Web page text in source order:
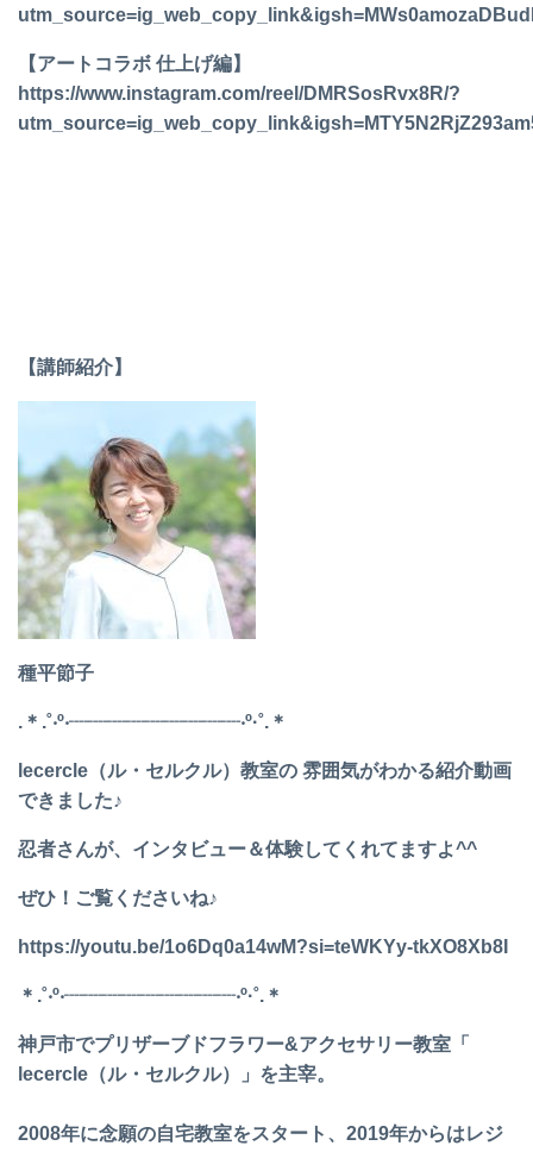
【アートコラボ 仕上げ編】
https://www.instagram.com/reel/DMRSosRvx8R/?
【講師紹介】
種平節子
.＊.˚‧º‧┈┈┈┈┈┈┈┈┈‧º·˚.＊
lecercle（ル・セルクル）教室の 雰囲気がわかる紹介動画
できました♪
忍者さんが、インタビュー＆体験してくれてますよ^^
ぜひ！ご覧くださいね♪
https://youtu.be/1o6Dq0a14wM?si=teWKYy-tkXO8Xb8I
＊.˚‧º‧┈┈┈┈┈┈┈┈┈‧º·˚.＊
神戸市でプリザーブドフラワー&アクセサリー教室「
lecercle（ル・セルクル）」を主宰。
2008年に念願の自宅教室をスタート、 2019年からはレジ